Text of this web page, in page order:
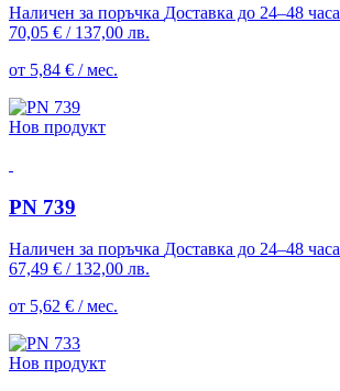
Наличен за поръчка Доставка до 24–48 часа
70,05 € / 137,00 лв.
от 5,84 € / мес.
Нов продукт
PN 739
Наличен за поръчка Доставка до 24–48 часа
67,49 € / 132,00 лв.
от 5,62 € / мес.
Нов продукт